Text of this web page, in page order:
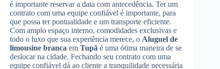
é importante reservar a data com antecedência. Ter um
contrato com uma equipe confiável é importante, para
que possa ter pontualidade e um transporte eficiente.
Com amplo espaço interno, comodidades exclusivas e
todo o luxo que sua experiência merece, o Aluguel de
limousine branca em Tupã é uma ótima maneira de se
deslocar na cidade. Fechando seu contrato com uma
equipe confiável dá ao cliente a tranquilidade necessária